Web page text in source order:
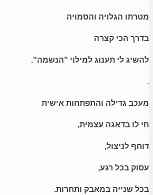
מטרתו הגלויה והסמויה
בדרך הכי קצרה
להשיג לי תענוג למילוי "הנשמה".
.
מעכב גדילה והתפתחות אישית
חי לו בדאגה עצמית,
דוחף לניצול,
עסוק בכל רגע,
בכל שנייה במאבק ותחרות.